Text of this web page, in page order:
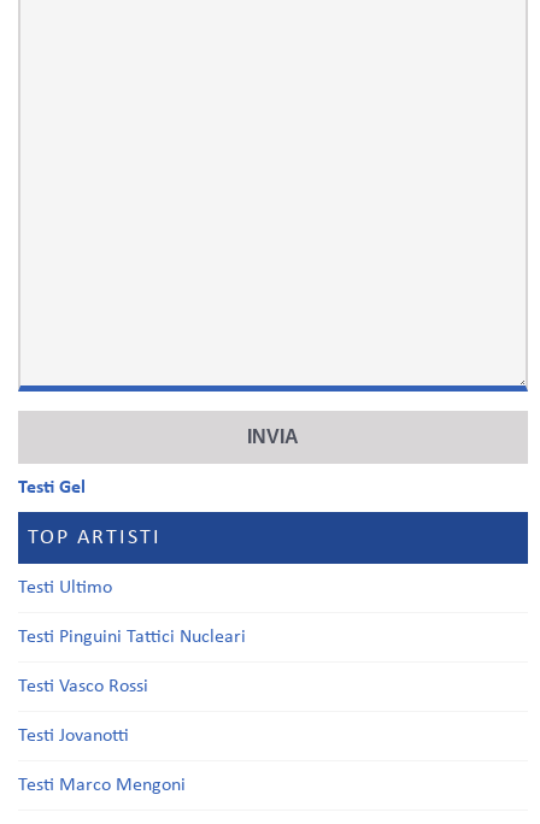
Testi Gel
TOP ARTISTI
Testi Ultimo
Testi Pinguini Tattici Nucleari
Testi Vasco Rossi
Testi Jovanotti
Testi Marco Mengoni